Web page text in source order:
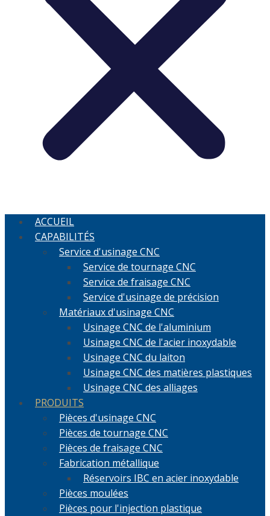
ACCUEIL
CAPABILITÉS
Service d'usinage CNC
Service de tournage CNC
Service de fraisage CNC
Service d'usinage de précision
Matériaux d'usinage CNC
Usinage CNC de l'aluminium
Usinage CNC de l'acier inoxydable
Usinage CNC du laiton
Usinage CNC des matières plastiques
Usinage CNC des alliages
PRODUITS
Pièces d'usinage CNC
Pièces de tournage CNC
Pièces de fraisage CNC
Fabrication métallique
Réservoirs IBC en acier inoxydable
Pièces moulées
Pièces pour l'injection plastique